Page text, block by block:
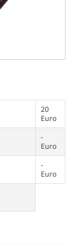
20
Euro
-
Euro
-
Euro